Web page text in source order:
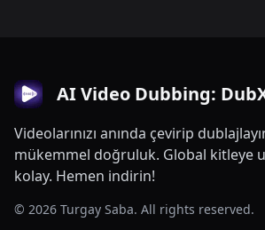
AI Video Dubbing:
Videolarınızı anında çevirip
mükemmel doğruluk. Global kitleye
kolay. Hemen indirin!
© 2026 Turgay Saba. All rights reserved.